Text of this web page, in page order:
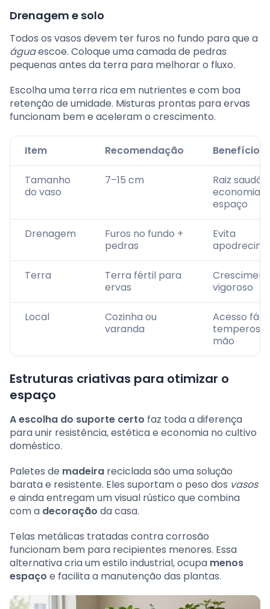
Drenagem e solo
Todos os vasos devem ter furos no fundo para que a
águaescoe. Coloque uma camada de pedras
pequenas antes da terra para melhorar o fluxo.
Escolha uma terra rica em nutrientes e com boa
retenção de umidade. Misturas prontas para ervas
funcionam bem e aceleram o crescimento.
Item Recomendação Benefício
Tamanho
do vaso
7–15 cm
Raiz
economia
espaço
Drenagem
Furos no fundo +
pedras
Evita
Terra
Terra fértil para
ervas
vigoroso
Local
Cozinha ou
varanda
Acesso
temperos à
mão
Estruturas criativas para otimizar o
espaço
A escolha do suporte certo faz toda a diferença
para unir resistência, estética e economia no cultivo
doméstico.
Paletes de madeira reciclada são uma solução
barata e resistente. Eles suportam o peso dos vasos
e ainda entregam um visual rústico que combina
com a decoração da casa.
Telas metálicas tratadas contra corrosão
funcionam bem para recipientes menores. Essa
alternativa cria um estilo industrial, ocupa menos
espaço e facilita a manutenção das plantas.